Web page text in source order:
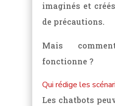
imaginés et
de précautions.
Mais
fonctionne ?
Qui rédige les
Les chatbots